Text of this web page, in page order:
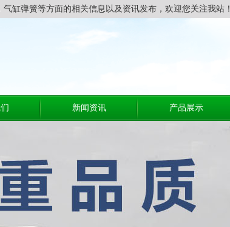
气缸弹簧等方面的相关信息以及资讯发布，欢迎您关注我站！
新闻资讯 产品展示